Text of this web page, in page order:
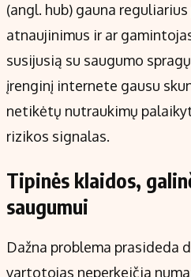
(angl. hub) gauna
atnaujinimus ir ar
susijusią su saugumo
įrenginį internete gausu
netikėtų nutraukimų
rizikos signalas.
Tipinės klaidos,
saugumui
Dažna problema prasideda
vartotojas neperkeičia